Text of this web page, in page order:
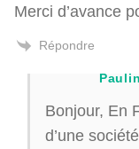
Merci d’avance
Répondre
Bonjour, En
d’une